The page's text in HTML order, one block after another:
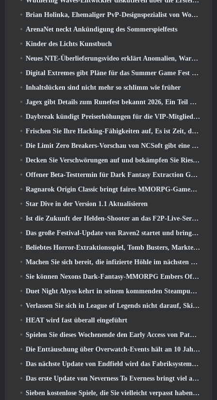
Brian Holinka, Ehemaliger PvP-Designspezialist von World Of Warcraft, Tritt dem League Of Legends MMO-Team bei
ArenaNet neckt Ankündigung des Sommerspielfests
Kinder des Lichts Kunstbuch
Neues NTE-Überlieferungsvideo erklärt Anomalien, Warten, Und wie eine „geheime“ Organisation alles verfolgt
Digital Extremes gibt Pläne für das Summer Game Fest bekannt
Inhaltslücken sind nicht mehr so ​​schlimm wie früher
Jagex gibt Details zum Runefest bekannt 2026, Ein Teil der Feierlichkeiten zum 25-jährigen Jubiläum von RuneScape IP
Daybreak kündigt Preiserhöhungen für die VIP-Mitgliedschaft von „Herr der Ringe Online“ an
Frischen Sie Ihre Hacking-Fähigkeiten auf, Es ist Zeit, die Nachtstadt in stürmischen Wellen zu erkunden
Die Limit Zero Breakers-Vorschau von NCSoft gibt eine Vorstellung davon, was Sie vom bevorstehenden Prologue-Test erwarten können
Decken Sie Verschwörungen auf und bekämpfen Sie Riesenkatzen in Ihrer Freizeit im neuesten Update von Where Winds Meet
Offener Beta-Testtermin für Dark Fantasy Extraction Game bekannt gegeben, Nebelfall-Jäger
Ragnarok Origin Classic bringt faires MMORPG-Gameplay zurück und CBT erscheint im Juni 4
Star Dive in der Version 1.1 Aktualisieren
Ist die Zukunft der Helden-Shooter an das F2P-Live-Service-Modell gebunden??
Das große Festival-Update von Raven2 startet und bringt die neue Warlord-Klasse mit sich
Beliebtes Horror-Extraktionsspiel, Tomb Busters, Markteinführung im Westen
Machen Sie sich bereit, die infizierte Höhle im nächsten Update von Eterspire zu erkunden
Sie können Nexons Dark-Fantasy-MMORPG Embers Of The Uncrowned während des Steam Next Fest ausprobieren
Duet Night Abyss kehrt in seinem kommenden Steampunk-Update in den Frost von Icelake zurück
Verlassen Sie sich in League of Legends nicht darauf, Skins von Drittanbietern zu erhalten
HEAT wird fast überall eingeführt
Spielen Sie dieses Wochenende den Early Access von Path of Exile 2 kostenlos
Die Enttäuschung über Overwatch-Events hält an 10 Jahresjubiläum
Das nächste Update von Endfield wird das Fabriksystem verbessern
Das erste Update von Neverness To Everness bringt viel auf den Tisch
Sieben kostenlose Spiele, die Sie vielleicht verpasst haben und die Teil des Steam Ocean Fest sind